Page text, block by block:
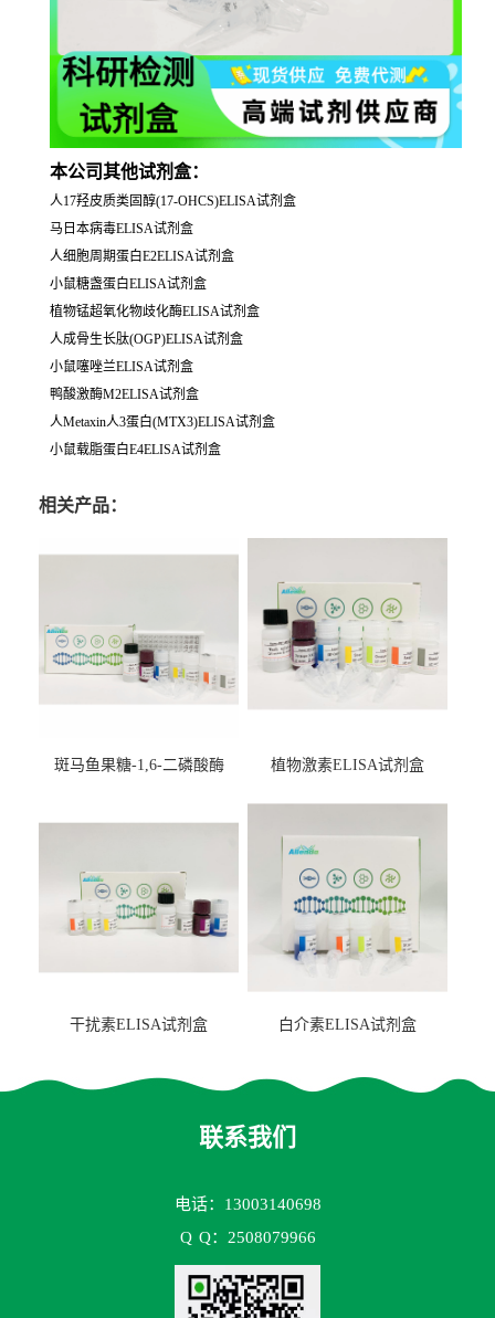
本公司其他试剂盒：
人17羟皮质类固醇(17-OHCS)ELISA试剂盒
马日本病毒ELISA试剂盒
人细胞周期蛋白E2ELISA试剂盒
小鼠糖盏蛋白ELISA试剂盒
植物锰超氧化物歧化酶ELISA试剂盒
人成骨生长肽(OGP)ELISA试剂盒
小鼠噻唑兰ELISA试剂盒
鸭酸激酶M2ELISA试剂盒
人Metaxin人3蛋白(MTX3)ELISA试剂盒
小鼠载脂蛋白E4ELISA试剂盒
相关产品：
斑马鱼果糖-1,6-二磷酸酶
盒
植物激素ELISA试剂盒
干扰素ELISA试剂盒 白介素ELISA试剂盒
联系我们
电话：13003140698
Q Q：2508079966